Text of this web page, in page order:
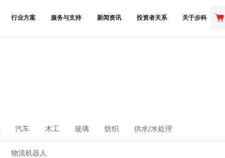
行业方案 服务与支持 新闻资讯 投资者关系 关于步科
汽车 木工 玻璃 纺织 供水/水处理
物流机器人